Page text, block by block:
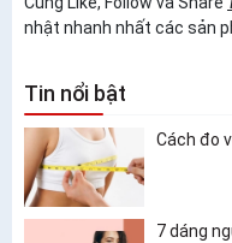
nhật nhanh nhất các sản
Tin nổi bật
Cách đo
7 dáng